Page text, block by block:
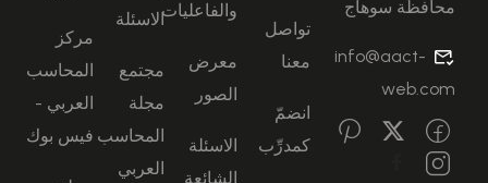
محافظة سوهاج
info@aact-
web.com
تواصل
معنا
انضمّ
كمدرِّب
والفاعليات
معرض
الصور
الاسئلة
الشائعة
الاسئلة
مجتمع
مجلة
المحاسب
العربي
مركز
المحاسب
العربي -
فيس بوك